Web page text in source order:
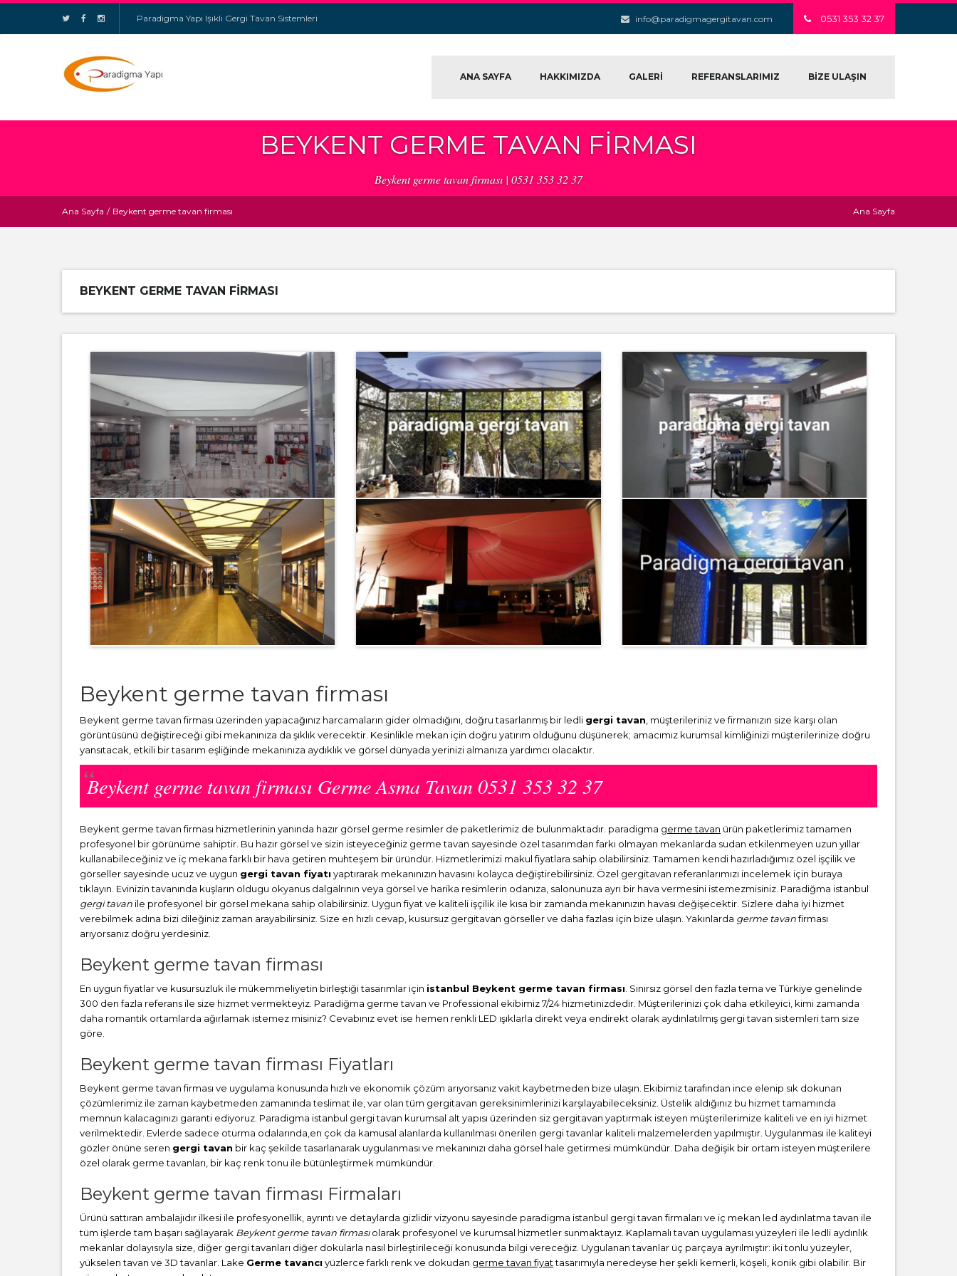
Paradigma Yapı Işıklı Gergi Tavan Sistemleri info@paradigmagergitavan.com 0531 353 32 37
ANA SAYFA HAKKIMIZDA GALERİ REFERANSLARIMIZ BİZE ULAŞIN
BEYKENT GERME TAVAN FIRMASI
Beykent germe tavan firması | 0531 353 32 37
Ana Sayfa / Beykent germe tavan firması Ana Sayfa
BEYKENT GERME TAVAN FIRMASI
Beykent germe tavan firması
Beykent germe tavan firması üzerinden yapacağınız harcamaların gider olmadığını, doğru tasarlanmış bir ledli gergi tavan , müşterileriniz ve firmanızın size karşı olan
görüntüsünü değiştireceği gibi mekanınıza da şıklık verecektir. Kesinlikle mekan için doğru yatırım olduğunu düşünerek; amacımız kurumsal kimliğinizi müşterilerinize doğru
yansıtacak, etkili bir tasarım eşliğinde mekanınıza aydıklık ve görsel dünyada yerinizi almanıza yardımcı olacaktır.
Beykent germe tavan firması Germe Asma Tavan 0531 353 32 37
Beykent germe tavan firması hizmetlerinin yanında hazır görsel germe resimler de paketlerimiz de bulunmaktadır. paradigma germe tavan ürün paketlerimiz tamamen
profesyonel bir görünüme sahiptir. Bu hazır görsel ve sizin isteyeceğiniz germe tavan sayesinde özel tasarımdan farkı olmayan mekanlarda sudan etkilenmeyen uzun yıllar
kullanabileceğiniz ve iç mekana farklı bir hava getiren muhteşem bir üründür. Hizmetlerimizi makul fiyatlara sahip olabilirsiniz. Tamamen kendi hazırladığımız özel işçilik ve
görseller sayesinde ucuz ve uygun gergi tavan fiyatı yaptırarak mekanınızın havasını kolayca değiştirebilirsiniz. Özel gergitavan referanlarımızı incelemek için buraya
tıklayın. Evinizin tavanında kuşların oldugu okyanus dalgalrının veya görsel ve harika resimlerin odanıza, salonunuza ayrı bir hava vermesini istemezmisiniz. Paradiğma istanbul
gergi tavan ile profesyonel bir görsel mekana sahip olabilirsiniz. Uygun fiyat ve kaliteli işçilik ile kısa bir zamanda mekanınızın havası değişecektir. Sizlere daha iyi hizmet
verebilmek adına bizi dileğiniz zaman arayabilirsiniz. Size en hızlı cevap, kusursuz gergitavan görseller ve daha fazlası için bize ulaşın. Yakınlarda germe tavanfirması
arıyorsanız doğru yerdesiniz.
Beykent germe tavan firması
En uygun fiyatlar ve kusursuzluk ile mükemmeliyetin birleştiği tasarımlar için istanbul Beykent germe tavan firması . Sınırsız görsel den fazla tema ve Türkiye genelinde
300 den fazla referans ile size hizmet vermekteyiz. Paradiğma germe tavan ve Professional ekibimiz 7/24 hizmetinizdedir. Müşterilerinizi çok daha etkileyici, kimi zamanda
daha romantik ortamlarda ağırlamak istemez misiniz? Cevabınız evet ise hemen renkli LED ışıklarla direkt veya endirekt olarak aydınlatılmış gergi tavan sistemleri tam size
göre.
Beykent germe tavan firması Fiyatları
Beykent germe tavan firması ve uygulama konusunda hızlı ve ekonomik çözüm arıyorsanız vakit kaybetmeden bize ulaşın. Ekibimiz tarafından ince elenip sık dokunan
çözümlerimiz ile zaman kaybetmeden zamanında teslimat ile, var olan tüm gergitavan gereksinimlerinizi karşılayabileceksiniz. Üstelik aldığınız bu hizmet tamamında
memnun kalacagınızı garanti ediyoruz. Paradigma istanbul gergi tavan kurumsal alt yapısı üzerinden siz gergitavan yaptırmak isteyen müşterilerimize kaliteli ve en iyi hizmet
verilmektedir. Evlerde sadece oturma odalarında,en çok da kamusal alanlarda kullanılması önerilen gergi tavanlar kaliteli malzemelerden yapılmıştır. Uygulanması ile kaliteyi
gözler önüne seren gergi tavan bir kaç şekilde tasarlanarak uygulanması ve mekanınızı daha görsel hale getirmesi mümkündür. Daha değişik bir ortam isteyen müşterilere
özel olarak germe tavanları, bir kaç renk tonu ile bütünleştirmek mümkündür.
Beykent germe tavan firması Firmaları
Ürünü sattıran ambalajıdır ilkesi ile profesyonellik, ayrıntı ve detaylarda gizlidir vizyonu sayesinde paradigma istanbul gergi tavan firmaları ve iç mekan led aydınlatma tavan ile
tüm işlerde tam başarı sağlayarak Beykent germe tavan firmasıolarak profesyonel ve kurumsal hizmetler sunmaktayız. Kaplamalı tavan uygulaması yüzeyleri ile ledli aydınlık
mekanlar dolayısıyla size, diğer gergi tavanları diğer dokularla nasıl birleştirileceği konusunda bilgi vereceğiz. Uygulanan tavanlar üç parçaya ayrılmıştır: iki tonlu yüzeyler,
yükselen tavan ve 3D tavanlar. Lake Germe tavancı yüzlerce farklı renk ve dokudan germe tavan fiyattasarımıyla neredeyse her şekli kemerli, köşeli, konik gibi olabilir. Bir